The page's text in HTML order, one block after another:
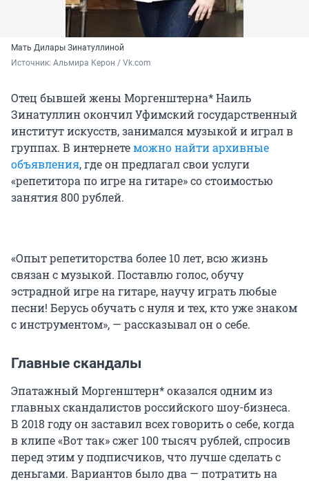
Мать Дилары Зинатуллиной
Источник: Альмира Керон / Vk.com
Отец бывшей жены Моргенштерна* Наиль
Зинатуллин окончил Уфимский государственный
институт искусств, занимался музыкой и играл в
группах. В интернетеможно найти архивные
объявления, где он предлагал свои услуги
«репетитора по игре на гитаре» со стоимостью
занятия 800 рублей.
«Опыт репетиторства более 10 лет, всю жизнь
связан с музыкой. Поставлю голос, обучу
эстрадной игре на гитаре, научу играть любые
песни! Берусь обучать с нуля и тех, кто уже знаком
с инструментом», — рассказывал он о себе.
Главные скандалы
Эпатажный Моргенштерн* оказался одним из
главных скандалистов российского шоу-бизнеса.
В 2018 году он заставил всех говорить о себе, когда
в клипе «Вот так» сжег 100 тысяч рублей, спросив
перед этим у подписчиков, что лучше сделать с
деньгами. Вариантов было два — потратить на